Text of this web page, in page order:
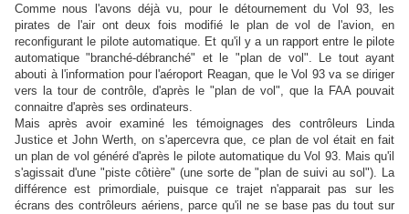
Comme nous l'avons déjà vu, pour le détournement du Vol 93, les
pirates de l'air ont deux fois modifié le plan de vol de l'avion, en
reconfigurant le pilote automatique. Et qu'il y a unrapport entre le pilote
automatique "branché-débranché" et le "plan de vol". Le tout ayant
abouti à l'information pour l'aéroport Reagan, que le Vol 93 va se diriger
vers la tour de contrôle, d'après le "plan de vol", que la FAA pouvait
connaitre d'après ses ordinateurs.
Mais après avoir examiné les témoignages des contrôleurs Linda
Justice et John Werth, on s'apercevra que, ce plan de vol était en fait
un plan de vol généré d'après le pilote automatique du Vol 93. Mais qu'il
s'agissait d'une "piste côtière" (une sorte de "plan de suivi au sol"). La
différence est primordiale, puisque ce trajet n'apparait pas sur les
écrans des contrôleurs aériens, parce qu'il ne se base pas du tout sur